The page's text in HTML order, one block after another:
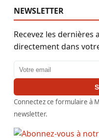
NEWSLETTER
Recevez les
directement dans
Adresse email
Connectez ce formulaire à
newsletter.